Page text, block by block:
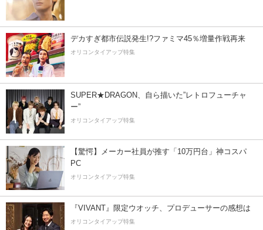
デカすぎ都市伝説発生!?ファミマ45％増量作戦再来
オリコンタイアップ特集
SUPER★DRAGON、自ら描いた”レトロフューチャ
ー”
オリコンタイアップ特集
【驚愕】メーカー社員が推す「10万円台」神コスパ
PC
オリコンタイアップ特集
『VIVANT』限定ウオッチ、プロデューサーの感想は
オリコンタイアップ特集